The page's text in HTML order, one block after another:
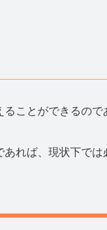
ることができるので
れば、現状下では